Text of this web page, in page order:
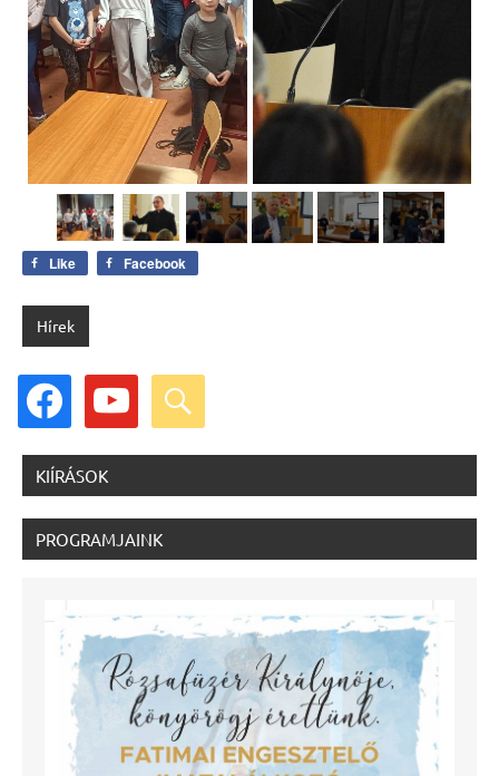
Like Facebook
Hírek
facebook youtube search
KIÍRÁSOK
PROGRAMJAINK